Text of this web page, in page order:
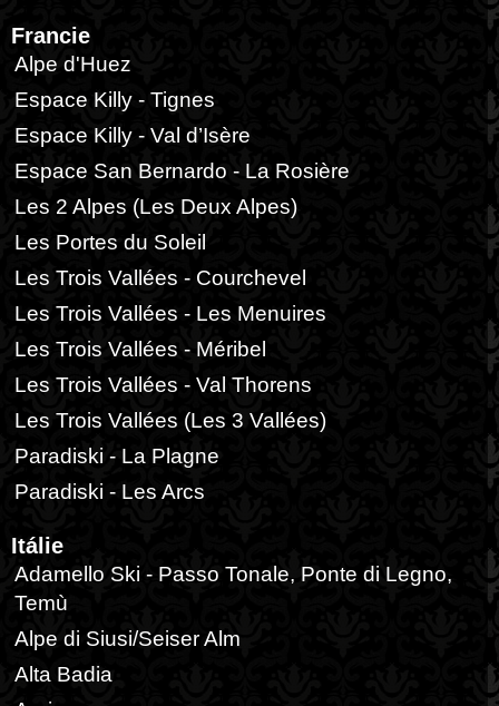
Francie
Alpe d'Huez
Espace Killy - Tignes
Espace Killy - Val d’Isère
Espace San Bernardo - La Rosière
Les 2 Alpes (Les Deux Alpes)
Les Portes du Soleil
Les Trois Vallées - Courchevel
Les Trois Vallées - Les Menuires
Les Trois Vallées - Méribel
Les Trois Vallées - Val Thorens
Les Trois Vallées (Les 3 Vallées)
Paradiski - La Plagne
Paradiski - Les Arcs
Itálie
Adamello Ski - Passo Tonale, Ponte di Legno,
Temù
Alpe di Siusi/Seiser Alm
Alta Badia